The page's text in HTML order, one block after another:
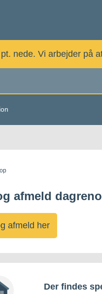
nede. Vi arbejder på
afmeld
afmeld her
Der findes